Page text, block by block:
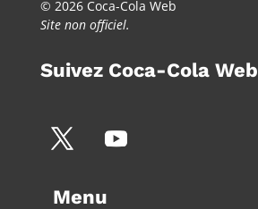
© 2026 Coca-Cola Web
Site non officiel.
Suivez Coca-Cola Web
Menu